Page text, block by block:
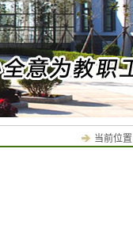
当前位置